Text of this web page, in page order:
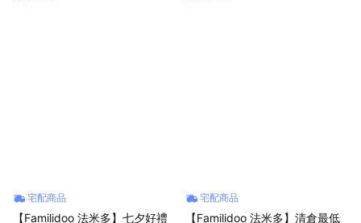
宅配商品
【Familidoo 法米多】七夕好禮
宅配商品
【Familidoo 法米多】清倉最低